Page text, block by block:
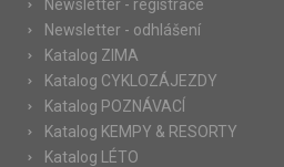
Newsletter - registrace
Newsletter - odhlášení
Katalog ZIMA
Katalog CYKLOZÁJEZDY
Katalog POZNÁVACÍ
Katalog KEMPY & RESORTY
Katalog LÉTO